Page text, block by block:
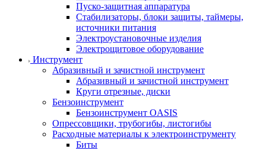
Пуско-защитная аппаратура
Стабилизаторы, блоки защиты, таймеры,
источники питания
Электроустановочные изделия
Электрощитовое оборудование
Инструмент
Абразивный и зачистной инструмент
Абразивный и зачистной инструмент
Круги отрезные, диски
Бензоинструмент
Бензоинструмент OASIS
Опрессовщики, трубогибы, листогибы
Расходные материалы к электроинструменту
Биты